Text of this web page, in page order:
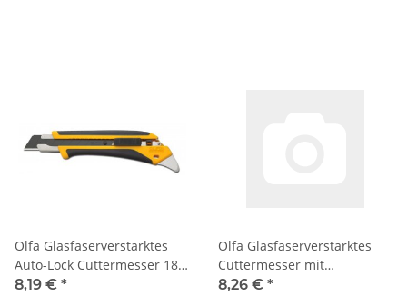
Olfa Glasfaserverstärktes
Auto-Lock Cuttermesser 18
mm (L5-AL)
8,19 € *
Olfa Glasfaserverstärktes
Cuttermesser mit
Ratschenverriegelung 18
8,26 € *